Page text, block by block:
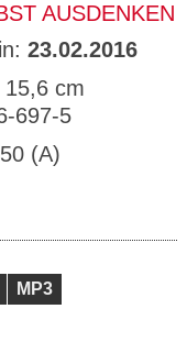
AUSDENKEN
23.02.2016
cm
697-5
(A)
MP3